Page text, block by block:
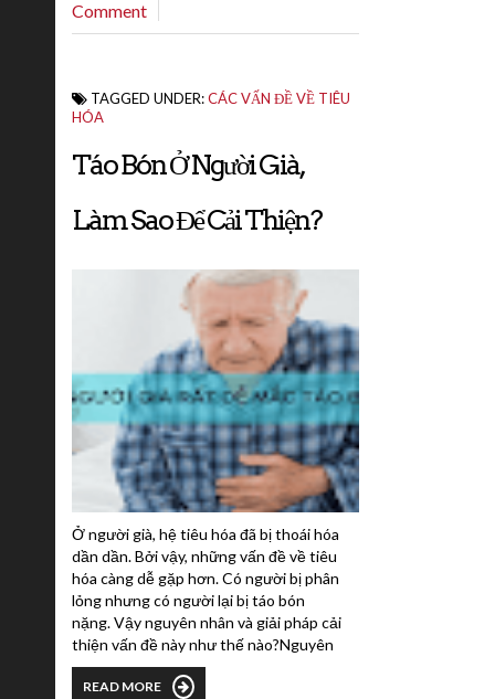
Comment
TAGGED UNDER:CÁC VẤN ĐỀ VỀ TIÊU
HÓA
Táo Bón Ở Người Già,
Làm Sao Để Cải Thiện?
Ở người già, hệ tiêu hóa đã bị thoái hóa
dần dần. Bởi vậy, những vấn đề về tiêu
hóa càng dễ gặp hơn. Có người bị phân
lỏng nhưng có người lại bị táo bón
nặng. Vậy nguyên nhân và giải pháp cải
thiện vấn đề này như thế nào?Nguyên
nhân người già hay bị táo bónTáo bón xảy
ra khi vì một lý do nào đó khiến khối phân
READ MORE